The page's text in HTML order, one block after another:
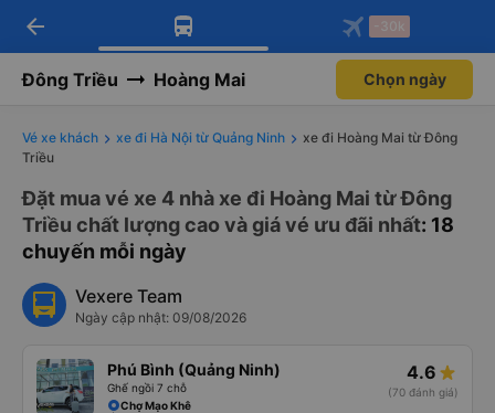
Tải app Vexere ngay!
Nhận ưu đãi thành viên độc
Mở app
Tải app Vexere
-30k/ghế khi đặt vé máy bay qua
Mở app
arrow_back -30k
Đông Triều Hoàng Mai Chọn ngày
Vé xe khách xe đi Hà Nội từ Quảng Ninh
xe đi Hoàng Mai từ Đông
Triều
Đặt mua vé xe 4 nhà xe đi Hoàng Mai từ Đông
Triều chất lượng cao và giá vé ưu đãi nhất: 18
chuyến mỗi ngày
Vexere Team
Ngày cập nhật: 09/08/2026
Phú Bình (Quảng Ninh)
Ghế ngồi 7 chỗ
4.6
(70 đánh giá)
Chợ Mạo Khê